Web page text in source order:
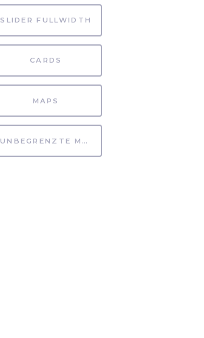
SLIDER FULLWIDTH
CARDS
MAPS
UNBEGRENZTE MÖGLICHKEITEN